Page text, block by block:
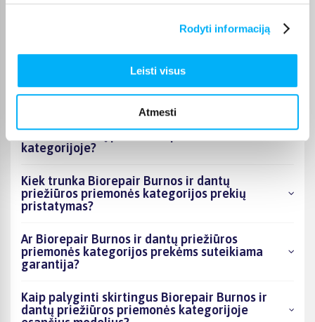
Rodyti informaciją
Leisti visus
Atmesti
Kokie Biorepair Burnos ir dantų priežiūros
Kiek prekių yra Biorepair Burnos ir dantų
priežiūros priemonės kategorijos asortimente
ir kokia žemiausia kaina?
Burnos ir dantų priežiūros priemonės
kategorijoje?
Kiek trunka Biorepair Burnos ir dantų
priežiūros priemonės kategorijos prekių
pristatymas?
Ar Biorepair Burnos ir dantų priežiūros
priemonės kategorijos prekėms suteikiama
garantija?
Kaip palyginti skirtingus Biorepair Burnos ir
dantų priežiūros priemonės kategorijoje